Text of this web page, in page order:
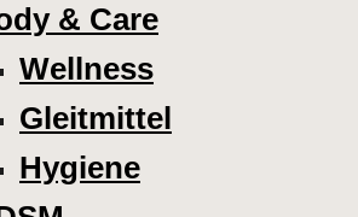
& Care
Wellness
Gleitmittel
Hygiene